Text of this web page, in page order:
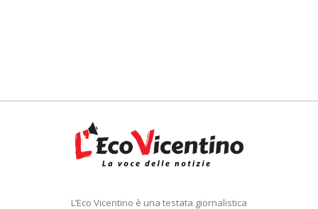
L’Eco Vicentino è una testata giornalistica